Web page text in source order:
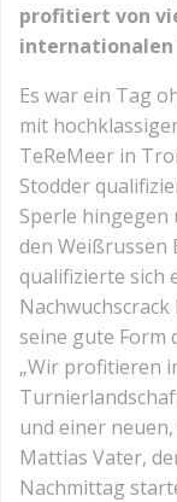
profitiert von
internationalen
Es war ein Tag
mit
TeReMeer in
Stodder
Sperle
den Weißrussen
qualifizierte sich
seine gute Form
„Wir profitieren
und einer
Mattias Vater,
Nachmittag